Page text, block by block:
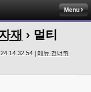
Menu
재 › 멀티
14:32:54 | 메뉴 건너뛰